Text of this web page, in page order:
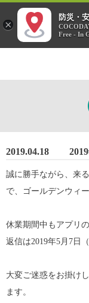
2019.04.18
誠に勝手ながら、来
で、ゴールデンウィ
休業期間中もアプリ
返信は2019年5月7日
大変ご迷惑をお掛け
ます。
×
防災・
Free - In